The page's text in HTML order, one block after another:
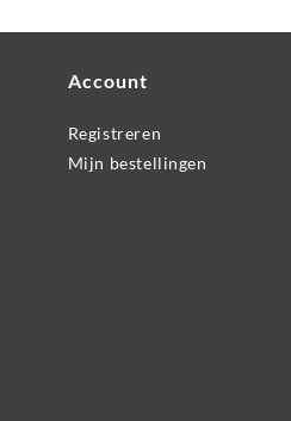
Account
Registreren
Mijn bestellingen